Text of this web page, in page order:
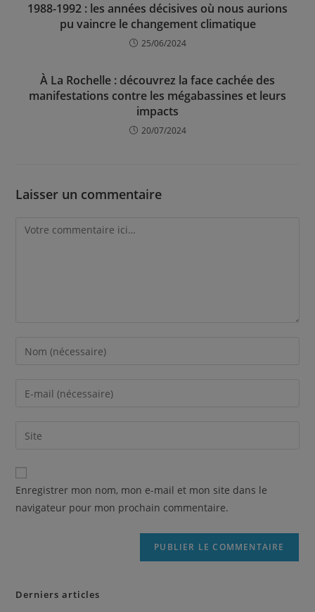
1988-1992 : les années décisives où nous aurions
pu vaincre le changement climatique
25/06/2024
À La Rochelle : découvrez la face cachée des
manifestations contre les mégabassines et leurs
impacts
20/07/2024
Laisser un commentaire
Enregistrer mon nom, mon e-mail et mon site dans le
navigateur pour mon prochain commentaire.
Derniers articles